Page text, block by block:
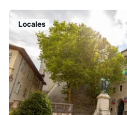
Locales